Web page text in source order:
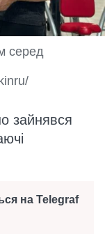
серед
зайнявся
на Telegraf